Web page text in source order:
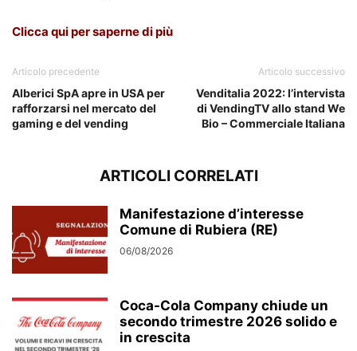
Clicca qui per saperne di più
Articolo precedente
Alberici SpA apre in USA per
rafforzarsi nel mercato del
gaming e del vending
Articolo successivo
Venditalia 2022: l’intervista
di VendingTV allo stand We
Bio – Commerciale Italiana
ARTICOLI CORRELATI
Manifestazione d’interesse
Comune di Rubiera (RE)
06/08/2026
Coca-Cola Company chiude un
secondo trimestre 2026 solido e
in crescita